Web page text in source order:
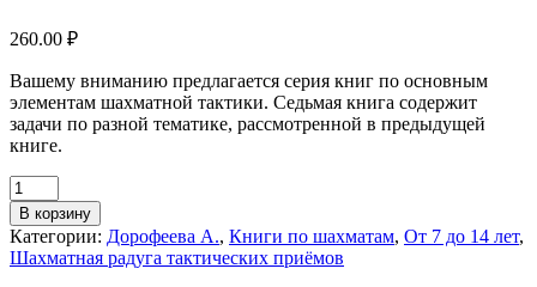
260.00 ₽
Вашему вниманию предлагается серия книг по основным
элементам шахматной тактики. Седьмая книга содержит
задачи по разной тематике, рассмотренной в предыдущей
книге.
Количество
товара
Дорофеева
А.
Шахматная
В корзину
Категории: Дорофеева А., Книги по шахматам, От 7 до 14 лет,
Шахматная радуга тактических приёмов